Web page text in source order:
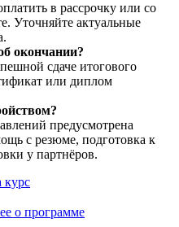
в рассрочку или со
Уточняйте актуальные
окончании?
сдаче итогового
или диплом
предусмотрена
с резюме, подготовка к
у партнёров.
курс
о программе